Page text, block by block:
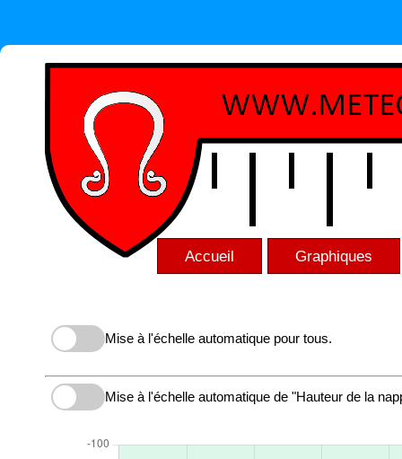
Accueil Graphiques
Mise à l'échelle automatique pour tous.
Mise à l'échelle automatique de "Hauteur de la